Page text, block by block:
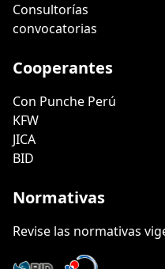
Consultorías
convocatorias
Cooperantes
Con Punche Perú
KFW
JICA
BID
Normativas
Revise las normativas